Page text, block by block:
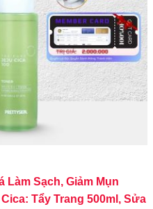
Làm Sạch, Giảm Mụn
Tẩy Trang 500ml, Sửa